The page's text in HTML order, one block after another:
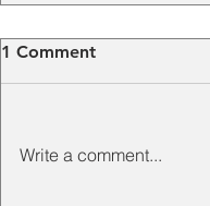
1 Comment
Write a comment...